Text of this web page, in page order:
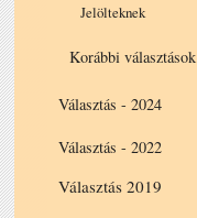
Jelölteknek
Korábbi választások
Választás - 2024
Választás - 2022
Választás 2019